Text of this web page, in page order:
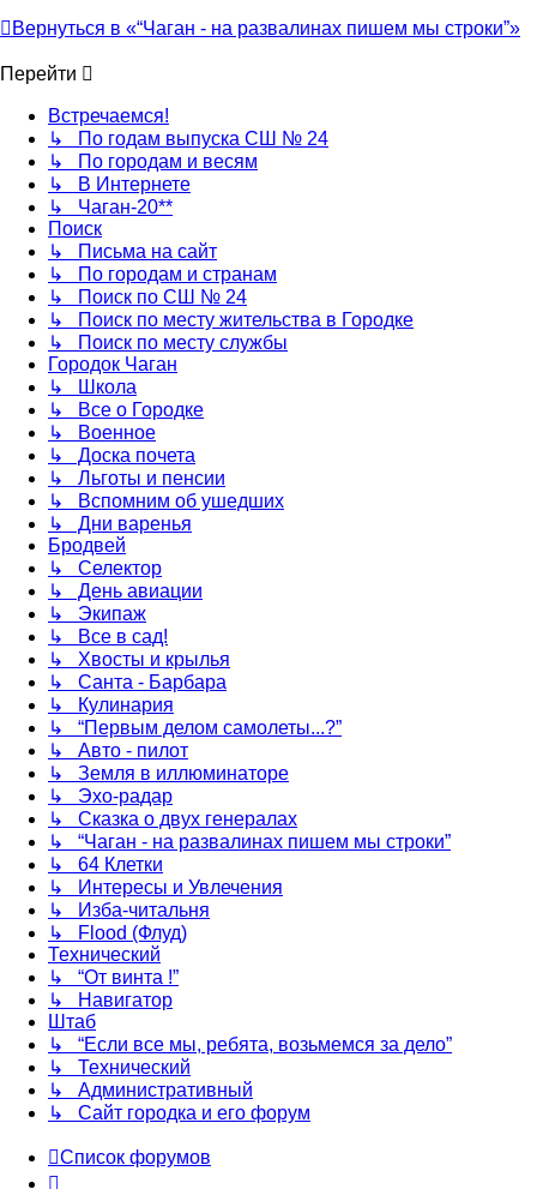
Вернуться в «“Чаган - на развалинах пишем мы строки”»
Перейти
Встречаемся!
↳ По годам выпуска СШ № 24
↳ По городам и весям
↳ В Интернете
↳ Чаган-20**
Поиск
↳ Письма на сайт
↳ По городам и странам
↳ Поиск по СШ № 24
↳ Поиск по месту жительства в Городке
↳ Поиск по месту службы
Городок Чаган
↳ Школа
↳ Все о Городке
↳ Военное
↳ Доска почета
↳ Льготы и пенсии
↳ Вспомним об ушедших
↳ Дни варенья
Бродвей
↳ Селектор
↳ День авиации
↳ Экипаж
↳ Все в сад!
↳ Хвосты и крылья
↳ Санта - Барбара
↳ Кулинария
↳ “Первым делом самолеты...?”
↳ Авто - пилот
↳ Земля в иллюминаторе
↳ Эхо-радар
↳ Сказка о двух генералах
↳ “Чаган - на развалинах пишем мы строки”
↳ 64 Клетки
↳ Интересы и Увлечения
↳ Изба-читальня
↳ Flood (Флуд)
Технический
↳ “От винта !”
↳ Навигатор
Штаб
↳ “Если все мы, ребята, возьмемся за дело”
↳ Технический
↳ Административный
↳ Сайт городка и его форум
Список форумов